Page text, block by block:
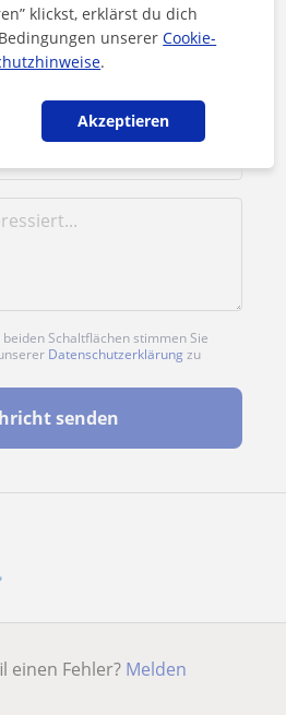
Schaltflächen stimmen Sie
Datenschutzerklärung zu
senden
einen Fehler? Melden
klickst, erklärst du dich
unsererCookie-
.
Akzeptieren